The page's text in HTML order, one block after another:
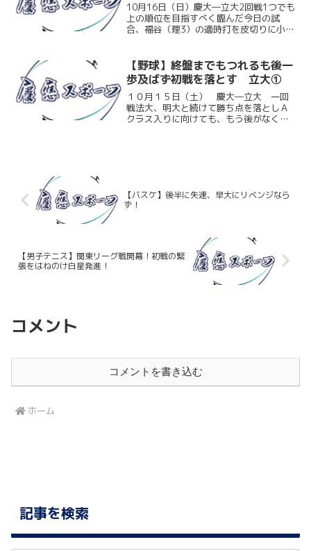
10月16日（日）慶大―立大2回戦1つでも
上の順位を目指すべく臨んだ今日の試
合、福谷（理3）の適時打を皮切りに小刻
終盤に2点差まで追い上げられるものの、
リリーフの踏ん張...
【野球】終盤までもつれるも後一
歩及ばず初戦を落とす 立大①
１０月１５日（土） 慶大―立大 一回
戦法大、明大と続けて勝ち点を落としＡ
クラス入りに向けても、もう後がなくな
【バスケ】後半に失速、早大にリベンジなら
ず！
【男子テニス】関東リーグ戦開幕！初戦の緊
張をはねのけ白星発進！
コメント
コメントを書き込む
ホーム
記事を検索